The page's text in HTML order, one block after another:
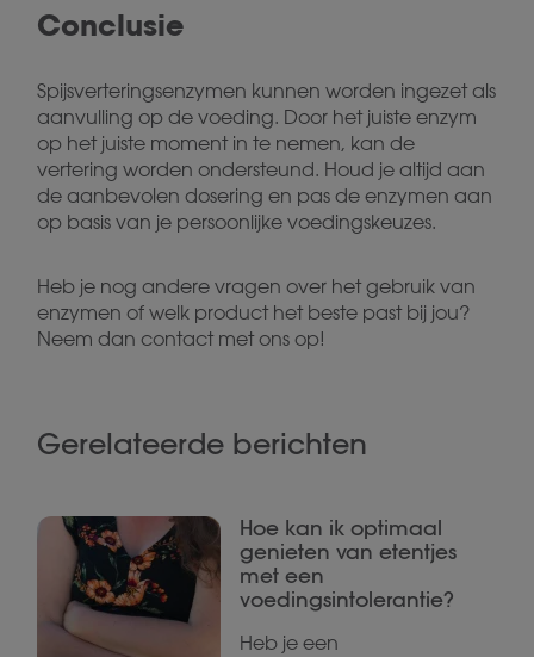
Conclusie
Spijsverteringsenzymen kunnen worden ingezet als
aanvulling op de voeding. Door het juiste enzym
op het juiste moment in te nemen, kan de
vertering worden ondersteund. Houd je altijd aan
de aanbevolen dosering en pas de enzymen aan
op basis van je persoonlijke voedingskeuzes.
Heb je nog andere vragen over het gebruik van
enzymen of welk product het beste past bij jou?
Neem dan contact met ons op!
Gerelateerde berichten
Hoe kan ik optimaal
genieten van etentjes
met een
voedingsintolerantie?
Heb je een